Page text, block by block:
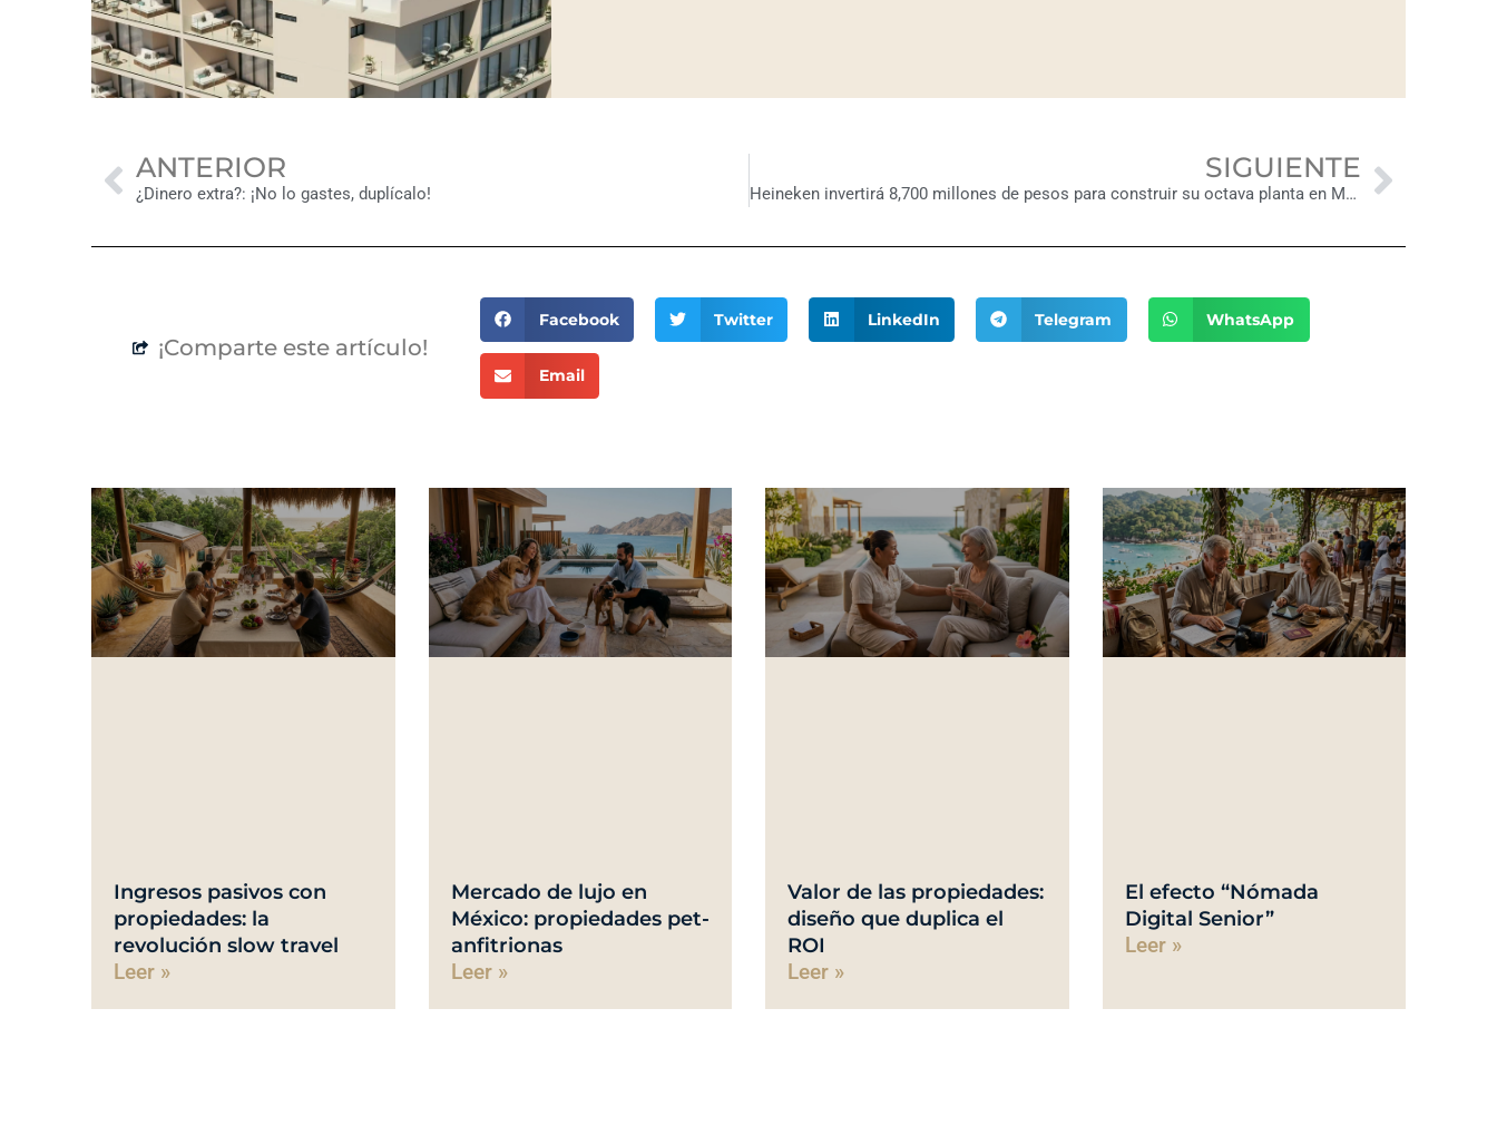
Previo
ANTERIOR
¿Dinero extra?: ¡No lo gastes, duplícalo!
SIGUIENTE
Heineken invertirá 8,700 millones de pesos para construir su octava planta en México
Next
¡Comparte este artículo!
Facebook Twitter LinkedIn Telegram WhatsApp
Email
Ingresos pasivos con
propiedades: la
revolución slow travel
Leer »
Mercado de lujo en
México: propiedades pet-
anfitrionas
Leer »
Valor de las propiedades:
diseño que duplica el
ROI
Leer »
El efecto “Nómada
Digital Senior”
Leer »